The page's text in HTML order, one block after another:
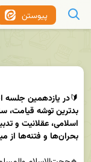
پیوستن
🔰در یازدهمین جلسه
بحران‌ها و فتنه‌ها از میان خواهد رفت.